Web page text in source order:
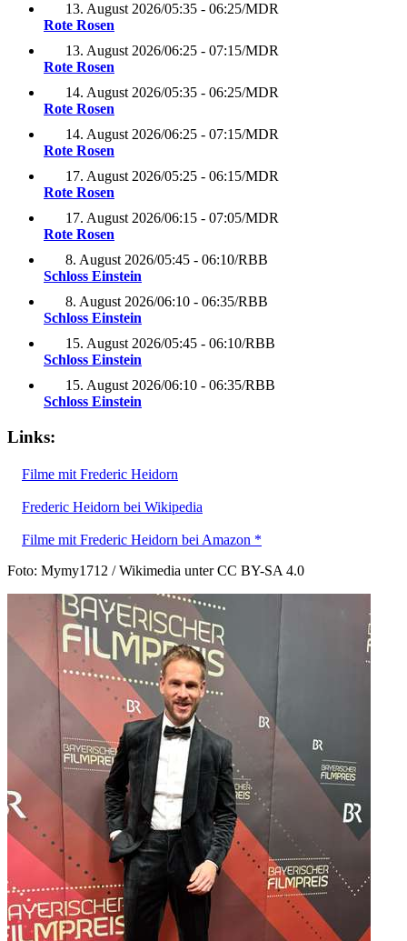
13. August 2026/05:35 - 06:25/MDR
Rote Rosen
13. August 2026/06:25 - 07:15/MDR
Rote Rosen
14. August 2026/05:35 - 06:25/MDR
Rote Rosen
14. August 2026/06:25 - 07:15/MDR
Rote Rosen
17. August 2026/05:25 - 06:15/MDR
Rote Rosen
17. August 2026/06:15 - 07:05/MDR
Rote Rosen
8. August 2026/05:45 - 06:10/RBB
Schloss Einstein
8. August 2026/06:10 - 06:35/RBB
Schloss Einstein
15. August 2026/05:45 - 06:10/RBB
Schloss Einstein
15. August 2026/06:10 - 06:35/RBB
Schloss Einstein
Links:
Filme mit Frederic Heidorn
Frederic Heidorn bei Wikipedia
Filme mit Frederic Heidorn bei Amazon *
Foto: Mymy1712 / Wikimedia unter CC BY-SA 4.0